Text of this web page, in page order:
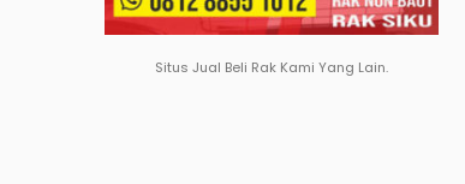
Situs Jual Beli Rak Kami Yang Lain.